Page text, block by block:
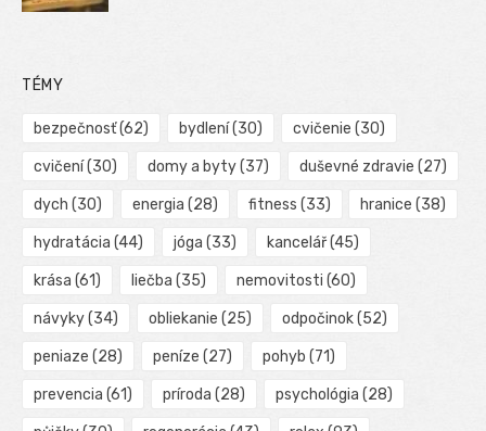
TÉMY
bezpečnosť(62) bydlení(30) cvičenie (30)
cvičení(30) domy a byty(37) duševné zdravie (27)
dych (30) energia (28) fitness (33) hranice (38)
hydratácia (44) jóga (33) kancelář(45)
krása (61) liečba (35) nemovitosti (60)
návyky(34) obliekanie (25) odpočinok(52)
peniaze (28) peníze (27) pohyb (71)
prevencia (61) príroda (28) psychológia (28)